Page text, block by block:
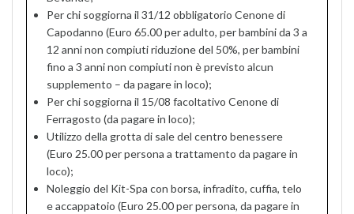
Per chi soggiorna il 31/12 obbligatorio Cenone di
Capodanno (Euro 65.00 per adulto, per bambini da 3 a
12 anni non compiuti riduzione del 50%, per bambini
fino a 3 anni non compiuti non è previsto alcun
supplemento – da pagare in loco);
Per chi soggiorna il 15/08 facoltativo Cenone di
Ferragosto (da pagare in loco);
Utilizzo della grotta di sale del centro benessere
(Euro 25.00 per persona a trattamento da pagare in
loco);
Noleggio del Kit-Spa con borsa, infradito, cuffia, telo
e accappatoio (Euro 25.00 per persona, da pagare in